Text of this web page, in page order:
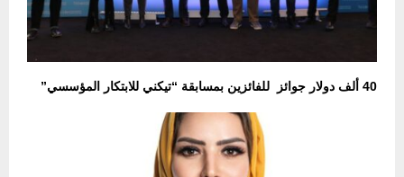
40 ألف دولار جوائز للفائزين بمسابقة “تيكني للابتكار المؤسسي”